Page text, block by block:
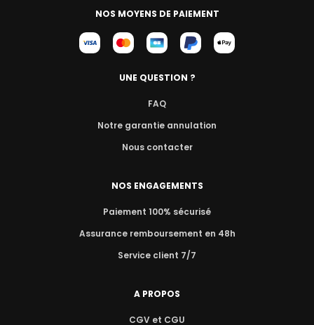
NOS MOYENS DE PAIEMENT
UNE QUESTION ?
FAQ
Notre garantie annulation
Nous contacter
NOS ENGAGEMENTS
Paiement 100% sécurisé
Assurance remboursement en 48h
Service client 7/7
A PROPOS
CGV et CGU